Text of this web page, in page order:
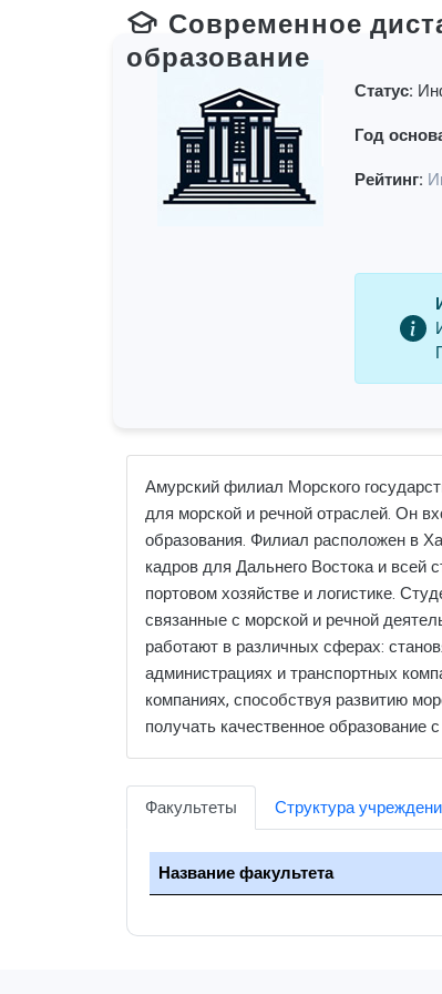
Современное
образование
Статус:
Год
Рейтинг:
Амурский филиал Морского
для морской и речной отраслей. Он
образования. Филиал расположен в
кадров для Дальнего Востока и всей
портовом хозяйстве и логистике.
связанные с морской и речной
работают в различных сферах:
администрациях и транспортных
компаниях, способствуя развитию
получать качественное
Факультеты Структура
Название факультета